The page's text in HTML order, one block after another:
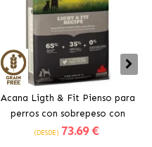
Acana Ligth & Fit Pienso para
perros con sobrepeso con
pollo fresco
(DESDE) 73.69 €